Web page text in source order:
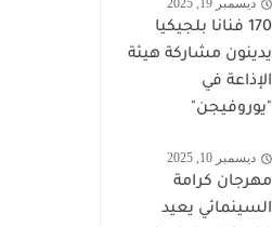
ديسمبر 19, 2025
170 فنانا بلجيكيا
يدينون مشاركة هيئة
الإذاعة في
"يوروفيجن"
ديسمبر 10, 2025
مهرجان كرامة
السينمائي يعيد